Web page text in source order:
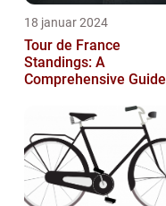
18 januar 2024
Tour de France
Standings: A
Comprehensive Guide